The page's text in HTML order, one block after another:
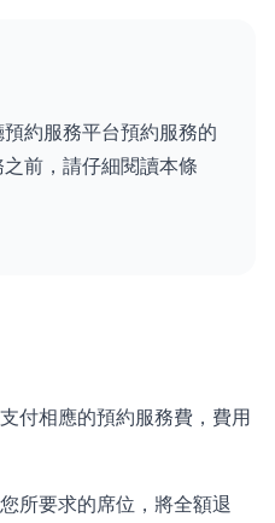
約服務平台預約服務的
前，請仔細閱讀本條
付相應的預約服務費，費用
所要求的席位，將全額退